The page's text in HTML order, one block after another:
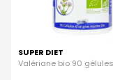
SUPER DIET
Valériane bio 90 gélules